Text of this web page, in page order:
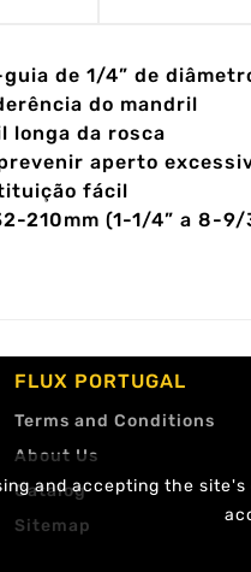
and accepting the
de 1/4” de
do mandril
longa da rosca
aperto
fácil
210mm (1-1/4” a 8-9/
FLUX PORTUGAL
Terms and Conditions
About Us
Catalog
Sitemap